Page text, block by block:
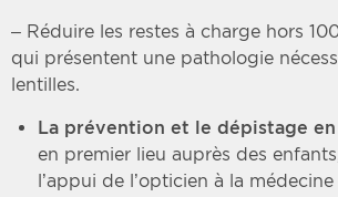
– Réduire les restes à charge hors
qui présentent une pathologie
lentilles.
La prévention et le dépistage
en premier lieu auprès des
l’appui de l’opticien à la